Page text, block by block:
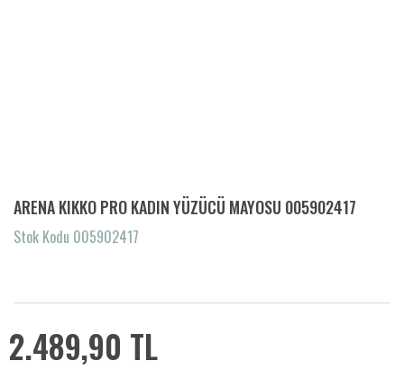
ARENA KIKKO PRO KADIN YÜZÜCÜ MAYOSU 005902417
Stok Kodu 005902417
2.489,90 TL